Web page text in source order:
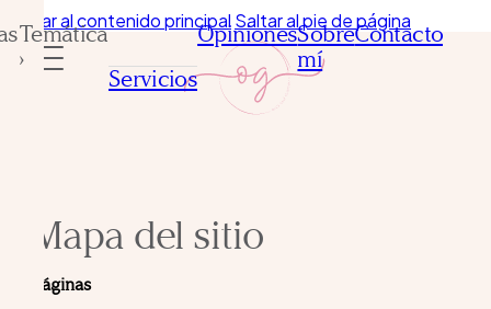
Saltar al contenido principalSaltar al pie de página
Temática
›
Servicios
OpinionesSobre
mí
Contacto
Mapa del sitio
Páginas